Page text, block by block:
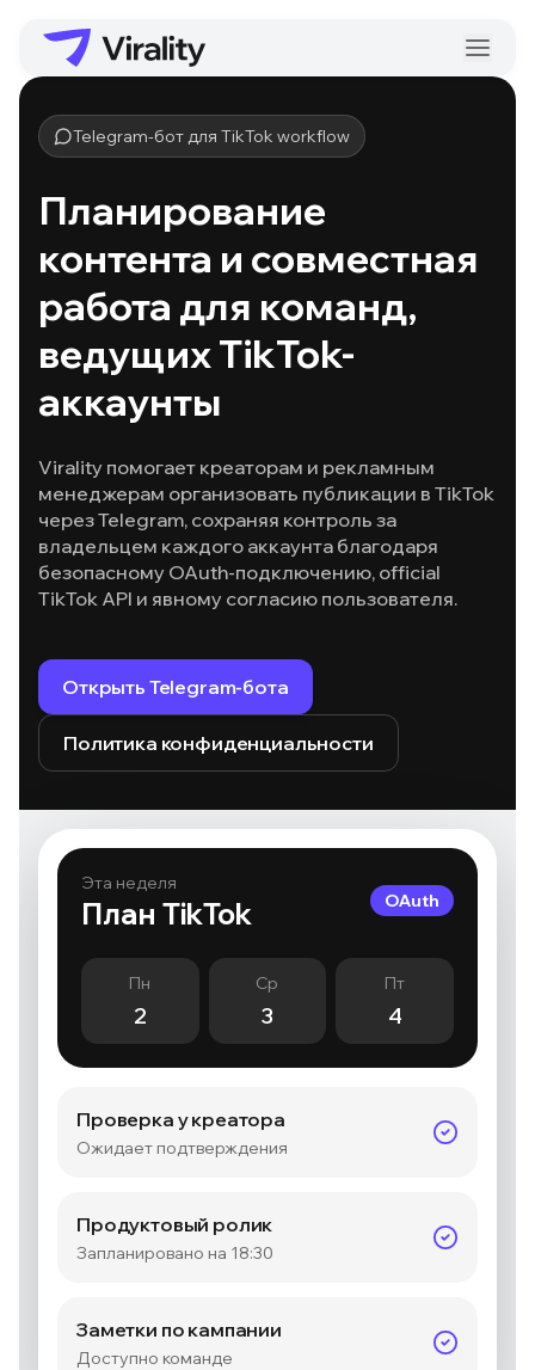
Telegram-бот для TikTok workflow
Планирование
контента и совместная
работа для команд,
ведущих TikTok-
аккаунты
Virality помогает креаторам и рекламным
менеджерам организовать публикации в TikTok
через Telegram, сохраняя контроль за
владельцем каждого аккаунта благодаря
безопасному OAuth-подключению, official
TikTok API и явному согласию пользователя.
Открыть Telegram-бота
Политика конфиденциальности
Эта неделя
План TikTok OAuth
Пн
2
Ср
3
Пт
4
Проверка у креатора
Ожидает подтверждения
Продуктовый ролик
Запланировано на 18:30
Заметки по кампании
Доступно команде